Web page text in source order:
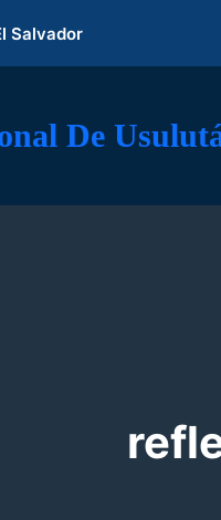
Salvador
De